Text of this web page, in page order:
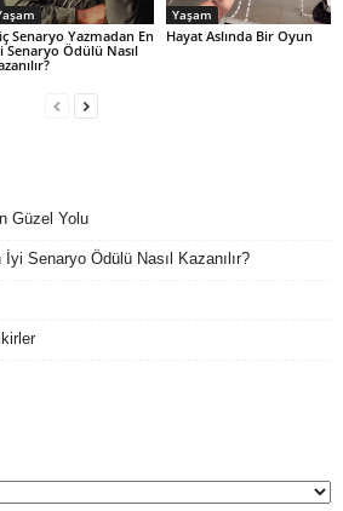
Senaryo Yazmadan En
Senaryo Ödülü Nasıl
Yaşam
Hayat Aslında Bir Oyun
Güzel Yolu
Senaryo Ödülü Nasıl Kazanılır?